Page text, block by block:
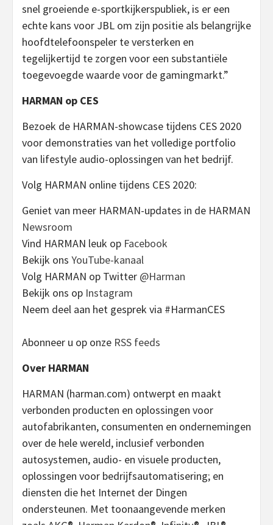
snel groeiende e-sportkijkerspubliek, is er een
echte kans voor JBL om zijn positie als belangrijke
hoofdtelefoonspeler te versterken en
tegelijkertijd te zorgen voor een substantiële
toegevoegde waarde voor de gamingmarkt.”
HARMAN op CES
Bezoek de HARMAN-showcase tijdens CES 2020
voor demonstraties van het volledige portfolio
van lifestyle audio-oplossingen van het bedrijf.
Volg HARMAN online tijdens CES 2020:
Geniet van meer HARMAN-updates in de HARMAN
Newsroom
Vind HARMAN leuk op Facebook
Bekijk ons YouTube-kanaal
Volg HARMAN op Twitter @Harman
Bekijk ons op Instagram
Neem deel aan het gesprek via #HarmanCES
Abonneer u op onze RSS feeds
Over HARMAN
HARMAN (harman.com) ontwerpt en maakt
verbonden producten en oplossingen voor
autofabrikanten, consumenten en ondernemingen
over de hele wereld, inclusief verbonden
autosystemen, audio- en visuele producten,
oplossingen voor bedrijfsautomatisering; en
diensten die het Internet der Dingen
ondersteunen. Met toonaangevende merken